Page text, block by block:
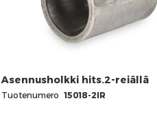
Asennusholkki hits.2-reiällä
Tuotenumero 15018-2IR